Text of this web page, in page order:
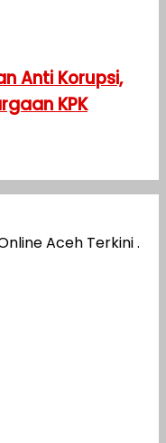
Anti Korupsi,
KPK
Aceh Terkini .